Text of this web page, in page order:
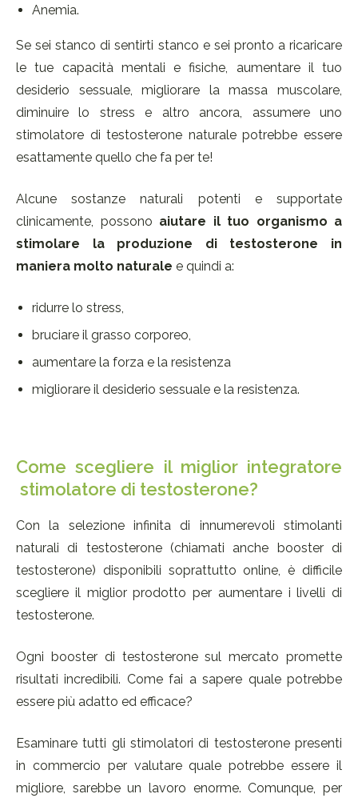
Anemia.
Se sei stanco di sentirti stanco e sei pronto a ricaricare
le tue capacità mentali e fisiche, aumentare il tuo
desiderio sessuale, migliorare la massa muscolare,
diminuire lo stress e altro ancora, assumere uno
stimolatore di testosterone naturale potrebbe essere
esattamente quello che fa per te!
Alcune sostanze naturali potenti e supportate
clinicamente, possono aiutare il tuo organismo a
stimolare la produzione di testosterone in
maniera molto naturale e quindi a:
ridurre lo stress,
bruciare il grasso corporeo,
aumentare la forza e la resistenza
migliorare il desiderio sessuale e la resistenza.
Come scegliere il miglior integratore
stimolatore di testosterone?
Con la selezione infinita di innumerevoli stimolanti
naturali di testosterone (chiamati anche booster di
testosterone) disponibili soprattutto online, è difficile
scegliere il miglior prodotto per aumentare i livelli di
testosterone.
Ogni booster di testosterone sul mercato promette
risultati incredibili. Come fai a sapere quale potrebbe
essere più adatto ed efficace?
Esaminare tutti gli stimolatori di testosterone presenti
in commercio per valutare quale potrebbe essere il
migliore, sarebbe un lavoro enorme. Comunque, per